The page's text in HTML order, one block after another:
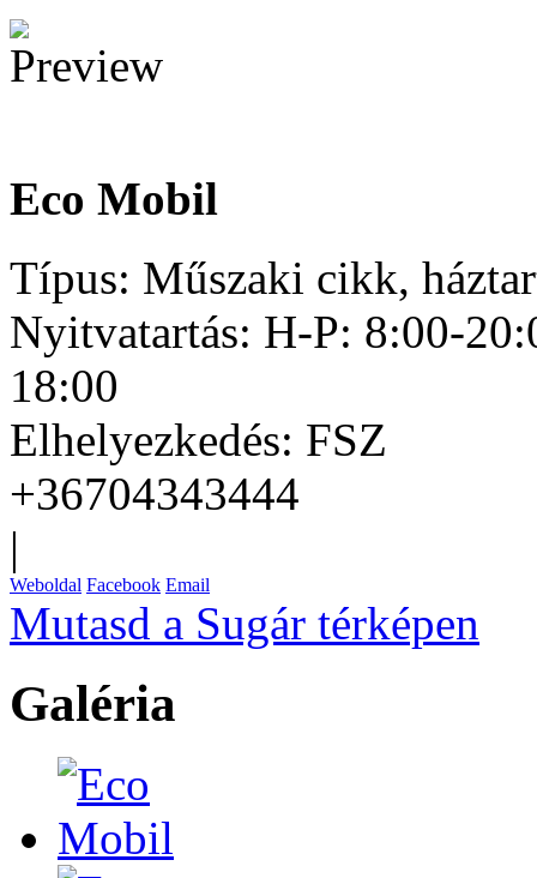
Eco Mobil
Típus: Műszaki cikk,
Nyitvatartás: H-P: 8:00-
18:00
Elhelyezkedés: FSZ
+36704343444
|
Weboldal Facebook Email
Mutasd a Sugár térképen
Galéria